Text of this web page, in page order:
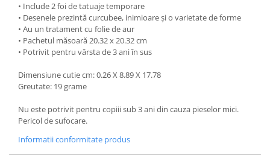
• Include 2 foi de tatuaje temporare
• Desenele prezintă curcubee, inimioare și o varietate de forme
• Au un tratament cu folie de aur
• Pachetul măsoară 20.32 x 20.32 cm
• Potrivit pentru vârsta de 3 ani în sus
Dimensiune cutie cm: 0.26 X 8.89 X 17.78
Greutate: 19 grame
Nu este potrivit pentru copiii sub 3 ani din cauza pieselor mici.
Pericol de sufocare.
Informatii conformitate produs